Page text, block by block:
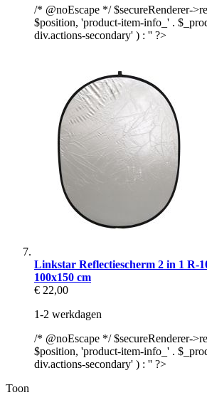
/* @noEscape */ $secureRenderer-
$position, 'product-item-info_' .
div.actions-secondary' ) : '' ?>
Linkstar Reflectiescherm 2 in 1 R-
100x150 cm
€ 22,00
1-2 werkdagen
/* @noEscape */ $secureRenderer-
$position, 'product-item-info_' .
div.actions-secondary' ) : '' ?>
Toon